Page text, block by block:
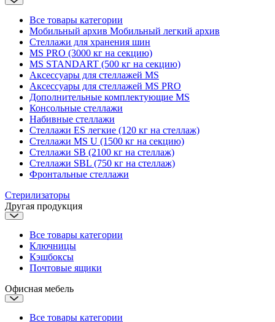
Все товары категории
Мобильный архив Мобильный легкий архив
Стеллажи для хранения шин
MS PRO (3000 кг на секцию)
MS STANDART (500 кг на секцию)
Аксессуары для стеллажей MS
Аксессуары для стеллажей MS PRO
Дополнительные комплектующие MS
Консольные стеллажи
Набивные стеллажи
Стеллажи ES легкие (120 кг на стеллаж)
Стеллажи MS U (1500 кг на секцию)
Стеллажи SB (2100 кг на стеллаж)
Стеллажи SBL (750 кг на стеллаж)
Фронтальные стеллажи
Стерилизаторы
Другая продукция
Все товары категории
Ключницы
Кэшбоксы
Почтовые ящики
Офисная мебель
Все товары категории